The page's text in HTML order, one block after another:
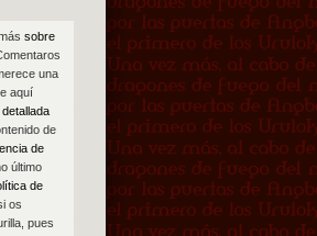
sobre
una
aquí
de
de
último
de
os
pues